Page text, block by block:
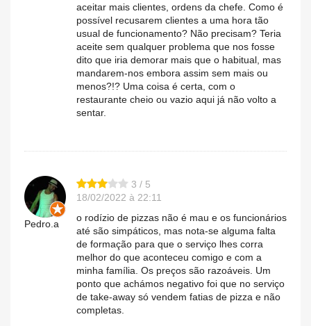
aceitar mais clientes, ordens da chefe. Como é
possível recusarem clientes a uma hora tão
usual de funcionamento? Não precisam? Teria
aceite sem qualquer problema que nos fosse
dito que iria demorar mais que o habitual, mas
mandarem-nos embora assim sem mais ou
menos?!? Uma coisa é certa, com o
restaurante cheio ou vazio aqui já não volto a
sentar.
Pedro.a
3 / 5
18/02/2022 à 22:11
o rodízio de pizzas não é mau e os funcionários
até são simpáticos, mas nota-se alguma falta
de formação para que o serviço lhes corra
melhor do que aconteceu comigo e com a
minha família. Os preços são razoáveis. Um
ponto que achámos negativo foi que no serviço
de take-away só vendem fatias de pizza e não
completas.